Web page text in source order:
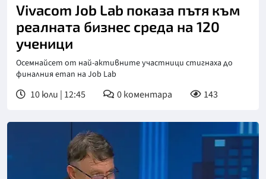
Vivacom Job Lab показа пътя към
реалната бизнес среда на 120
ученици
Осемнайсет от най-активните участници стигнаха до
финалния етап на Job Lab
10 юли | 12:45 0коментара 143